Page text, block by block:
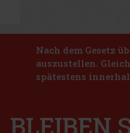
Nach dem Gesetz
auszustellen.
spätestens
BLEIBEN